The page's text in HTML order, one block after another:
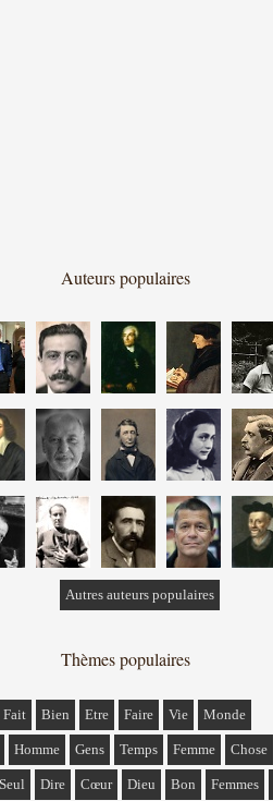
Auteurs populaires
Autres auteurs populaires
Thèmes populaires
Fait Bien Etre Faire Vie Monde
Homme Gens Temps Femme Chose
Seul Dire Cœur Dieu Bon Femmes